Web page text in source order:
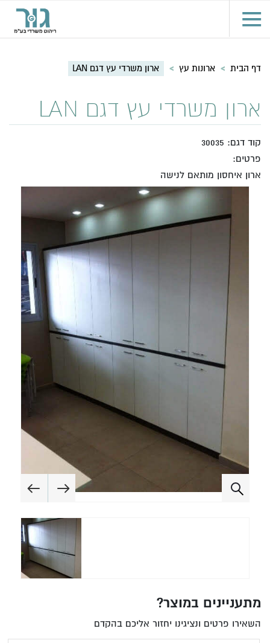
דף הבית > ארונות עץ > ארון משרדי עץ דגם LAN
ארון משרדי עץ דגם LAN
קוד דגם: 30035
פרטים:
ארון איחסון מותאם לנישה
מתעניינים במוצר?
השאירו פרטים ונציגינו יחזור אליכם בהקדם